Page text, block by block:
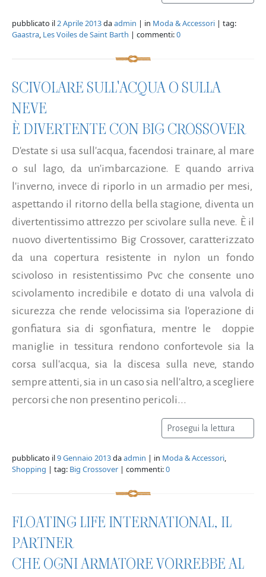
pubblicato il2 Aprile 2013daadmin | in Moda & Accessori | tag:
Gaastra, Les Voiles de Saint Barth | commenti:0
SCIVOLARE SULL'ACQUA O SULLA
NEVE
È DIVERTENTE CON BIG CROSSOVER
D'estate si usa sull'acqua, facendosi trainare, al mare
o sul lago, da un'imbarcazione. E quando arriva
l'inverno, invece di riporlo in un armadio per mesi,
aspettando il ritorno della bella stagione, diventa un
divertentissimo attrezzo per scivolare sulla neve. È il
nuovo divertentissimo Big Crossover, caratterizzato
da una copertura resistente in nylon un fondo
scivoloso in resistentissimo Pvc che consente uno
scivolamento incredibile e dotato di una valvola di
sicurezza che rende velocissima sia l'operazione di
gonfiatura sia di sgonfiatura, mentre le doppie
maniglie in tessitura rendono confortevole sia la
corsa sull'acqua, sia la discesa sulla neve, stando
sempre attenti, sia in un caso sia nell'altro, a scegliere
percorsi che non presentino pericoli...
Prosegui la lettura
pubblicato il9 Gennaio 2013daadmin | in Moda & Accessori,
Shopping | tag: Big Crossover | commenti:0
FLOATING LIFE INTERNATIONAL, IL
PARTNER
CHE OGNI ARMATORE VORREBBE AL